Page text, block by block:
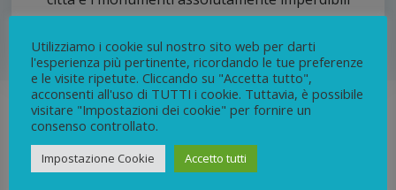
8 continua
Utilizziamo i cookie sul nostro sito web per darti
l'esperienza più pertinente, ricordando le tue preferenze
e le visite ripetute. Cliccando su "Accetta tutto",
acconsenti all'uso di TUTTI i cookie. Tuttavia, è possibile
visitare "Impostazioni dei cookie" per fornire un
consenso controllato.
Impostazione Cookie Accetto tutti